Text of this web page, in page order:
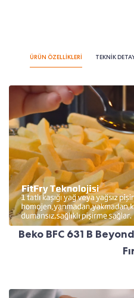
ÜRÜN ÖZELLİKLERİ TEKNİK
Beko BFC 631 B